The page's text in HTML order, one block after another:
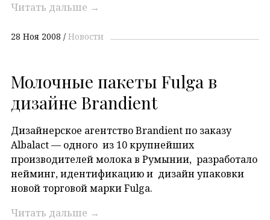
Читать дальше →
28 Ноя 2008 Новости
Молочные пакеты Fulga в
дизайне Brandient
Дизайнерское агентство Brandient по заказу
Albalact — одного из 10 крупнейших
производителей молока в Румынии, разработало
нейминг, идентификацию и дизайн упаковки
новой торговой марки Fulga.
Читать дальше →